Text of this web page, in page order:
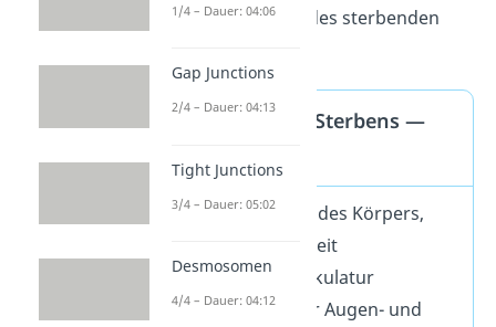
eintretenden Tod des sterbenden
Die Phase des Sterbens —
Austrocknen des Körpers,
Appetitlosigkeit
schlaffe Muskulatur
Einsinken der Augen- und
1/4 – Dauer: 04:06
Gap Junctions
2/4 – Dauer: 04:13
Tight Junctions
3/4 – Dauer: 05:02
Desmosomen
4/4 – Dauer: 04:12